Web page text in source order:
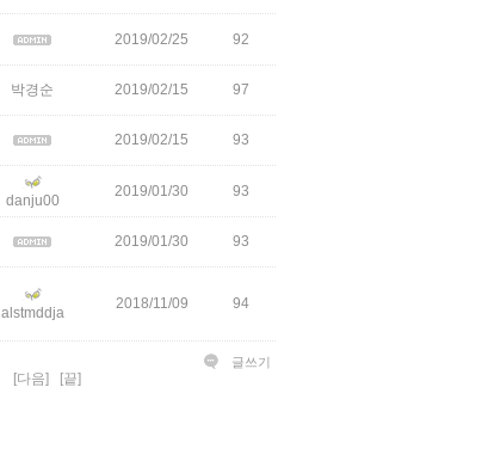
2019/02/25 92
박경순 2019/02/15 97
2019/02/15 93
danju00
2019/01/30 93
2019/01/30 93
alstmddja
2018/11/09 94
글쓰기
[다음] [끝]